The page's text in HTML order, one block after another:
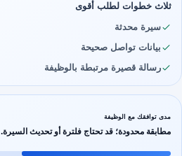
ثلاث خطوات لطلب أقوى
سيرة محدثة
بيانات تواصل صحيحة
رسالة قصيرة مرتبطة بالوظيفة
مدى توافقك مع الوظيفة
مطابقة محدودة؛ قد تحتاج فلترة أو تحديث السيرة.